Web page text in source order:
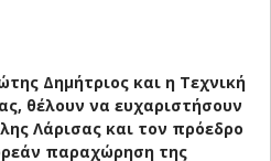
Δημήτριος και η Τεχνική
θέλουν να ευχαριστήσουν
Λάρισας και τον πρόεδρο
παραχώρηση της